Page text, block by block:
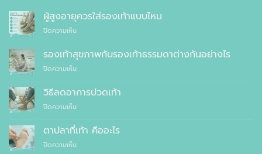
เหตุผล
คุณ
สั่ง
ตัด
รองเท้า
สุขภาพ
สำเร็จรูป
ทั่วไป
ผู้สูงอายุควรใส่รองเท้าแบบไหน
ปิดความเห็นบน
สูง
อายุ
ควร
รองเท้า
ไหน
รองเท้าสุขภาพกับรองเท้าธรรมดาต่างกันอย่างไร
ปิดความเห็นบน
สุขภาพ
กับ
รองเท้า
ต่าง
อย่างไร
วิธีลดอาการปวดเท้า
ปิดความเห็นบน
ลด
อาการ
ปวด
ตาปลาที่เท้า คืออะไร
ปิดความเห็นบน